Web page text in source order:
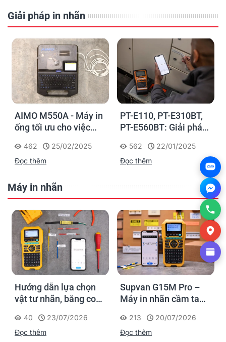
Giải pháp in nhãn
AIMO M550A - Máy in
ống tối ưu cho việc
nhận diện cáp điện,
cáp mạng
462
25/02/2025
Đọc thêm
PT-E110, PT-E310BT,
PT-E560BT: Giải pháp
nghiệp của Brother
562
22/01/2025
Đọc thêm
Máy in nhãn
Hướng dẫn lựa chọn
vật tư nhãn, băng co
Supvan G15M Pro
40
23/07/2026
Đọc thêm
Supvan G15M Pro –
Máy in nhãn cầm tay
dấu một lần, tra cứu
trọn đời công trình
213
20/07/2026
Đọc thêm
Zalo